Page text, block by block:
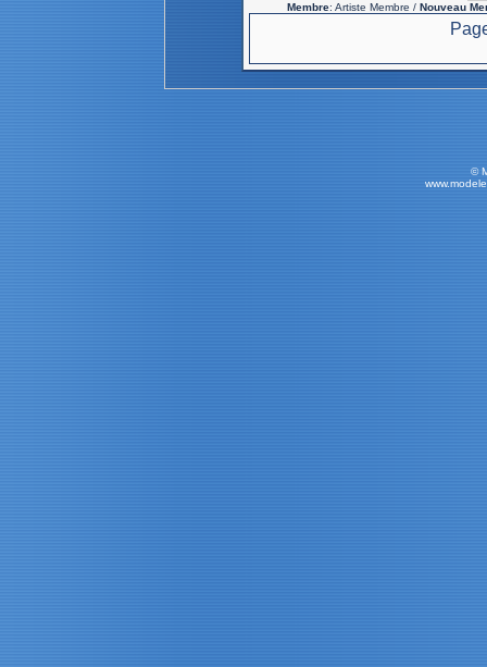
Membre: Artiste Membre / Nouveau
©